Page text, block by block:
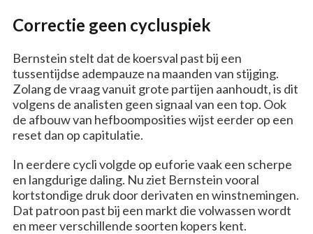
Correctie geen cycluspiek
Bernstein stelt dat de koersval past bij een
tussentijdse adempauze na maanden van stijging.
Zolang de vraag vanuit grote partijen aanhoudt, is dit
volgens de analisten geen signaal van een top. Ook
de afbouw van hefboomposities wijst eerder op een
reset dan op capitulatie.
In eerdere cycli volgde op euforie vaak een scherpe
en langdurige daling. Nu ziet Bernstein vooral
kortstondige druk door derivaten en winstnemingen.
Dat patroon past bij een markt die volwassen wordt
en meer verschillende soorten kopers kent.